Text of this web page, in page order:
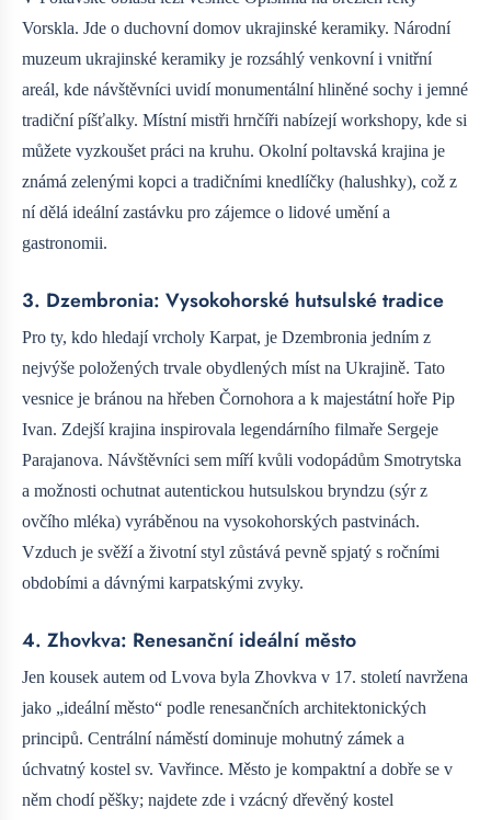
Vorskla. Jde o duchovní domov ukrajinské keramiky. Národní
muzeum ukrajinské keramiky je rozsáhlý venkovní i vnitřní
areál, kde návštěvníci uvidí monumentální hliněné sochy i jemné
tradiční píšťalky. Místní mistři hrnčíři nabízejí workshopy, kde si
můžete vyzkoušet práci na kruhu. Okolní poltavská krajina je
známá zelenými kopci a tradičními knedlíčky (halushky), což z
ní dělá ideální zastávku pro zájemce o lidové umění a
gastronomii.
3. Dzembronia: Vysokohorské hutsulské tradice
Pro ty, kdo hledají vrcholy Karpat, je Dzembronia jedním z
nejvýše položených trvale obydlených míst na Ukrajině. Tato
vesnice je bránou na hřeben Čornohora a k majestátní hoře Pip
Ivan. Zdejší krajina inspirovala legendárního filmaře Sergeje
Parajanova. Návštěvníci sem míří kvůli vodopádům Smotrytska
a možnosti ochutnat autentickou hutsulskou bryndzu (sýr z
ovčího mléka) vyráběnou na vysokohorských pastvinách.
Vzduch je svěží a životní styl zůstává pevně spjatý s ročními
obdobími a dávnými karpatskými zvyky.
4. Zhovkva: Renesanční ideální město
Jen kousek autem od Lvova byla Zhovkva v 17. století navržena
jako „ideální město“ podle renesančních architektonických
principů. Centrální náměstí dominuje mohutný zámek a
úchvatný kostel sv. Vavřince. Město je kompaktní a dobře se v
něm chodí pěšky; najdete zde i vzácný dřevěný kostel